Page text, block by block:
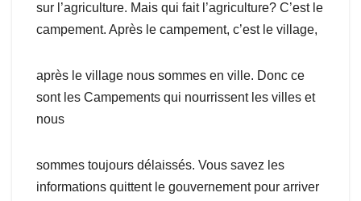
sur l’agriculture. Mais qui fait l’agriculture? C’est le
campement. Après le campement, c’est le village,
après le village nous sommes en ville. Donc ce
sont les Campements qui nourrissent les villes et
nous
sommes toujours délaissés. Vous savez les
informations quittent le gouvernement pour arriver